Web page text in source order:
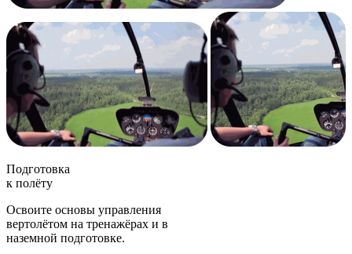
Подготовка
к полёту
Освоите основы управления
вертолётом на тренажёрах и в
наземной подготовке.